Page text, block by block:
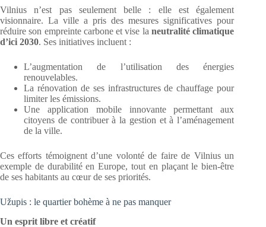
Vilnius n’est pas seulement belle : elle est également
visionnaire. La ville a pris des mesures significatives pour
réduire son empreinte carbone et vise la neutralité climatique
d’ici 2030. Ses initiatives incluent :
L’augmentation de l’utilisation des énergies
renouvelables.
La rénovation de ses infrastructures de chauffage pour
limiter les émissions.
Une application mobile innovante permettant aux
citoyens de contribuer à la gestion et à l’aménagement
de la ville.
Ces efforts témoignent d’une volonté de faire de Vilnius un
exemple de durabilité en Europe, tout en plaçant le bien-être
de ses habitants au cœur de ses priorités.
Užupis : le quartier bohème à ne pas manquer
Un esprit libre et créatif